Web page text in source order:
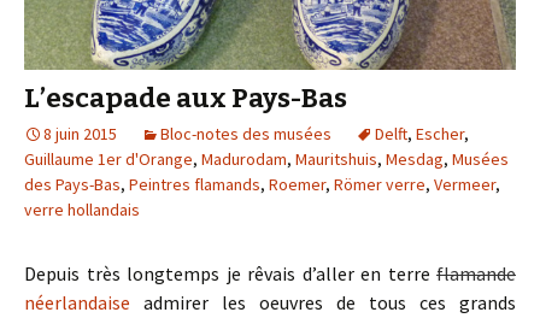
L’escapade aux Pays-Bas
8 juin 2015 Bloc-notes des musées Delft, Escher,
Guillaume 1er d'Orange, Madurodam, Mauritshuis, Mesdag, Musées
des Pays-Bas, Peintres flamands, Roemer, Römer verre, Vermeer,
verre hollandais
Depuis très longtemps je rêvais d’aller en terre flamande
néerlandaise admirer les oeuvres de tous ces grands